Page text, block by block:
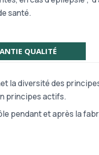
santé.
QUALITÉ
la diversité des
principes actifs.
pendant et après la